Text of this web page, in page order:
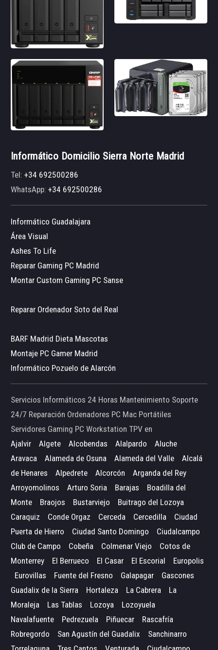
Informático Domicilio Sierra Norte Madrid
Tel:+34 692500286
WhatsApp:+34 692500286
Informático Guadalajara
Área Visual
Ashes To Life
Reparar Gaming PC Madrid
Montar Custom Gaming PC Sanse
Reparar Ordenador Soto del Real
BARF Madrid Dieta Mascotas
Montaje PC Gamer Madrid
Informático Pozuelo de Alarcón
Servicios Informáticos 24 Horas Mantenimiento Soporte
24/7 Reparación Ordenadores PC Mac Portátiles
Servidores Gaming PC Workstation TPV en
Ajalvir
Algete Alcobendas Alalpardo
Aluche
Aravaca
Alameda de Osuna Alameda del Valle
Alcalá
de Henares
Alpedrete Alcorcón
Arganda del Rey
Arroyomolinos
Arturo Soria Barajas
Boadilla del
Monte
Braojos Bustarviejo
Buitrago del Lozoya
Caraquiz
Conde Orgaz Cerceda Cercedilla
Ciudad
Puerta de Hierro
Ciudad Santo Domingo
Ciudalcampo
Club de Campo
Cobeña Colmenar Viejo
Cotos de
Monterrey
El Berrueco El Casar El Escorial
Europolis
Eurovillas
Fuente del Fresno Galapagar
Gascones
Guadalix de la Sierra
Hortaleza La Cabrera
La
Moraleja
Las Tablas Lozoya
Lozoyuela
Navalafuente
Pedrezuela Piñuecar
Rascafría
Robregordo
San Agustín del Guadalix
Sanchinarro